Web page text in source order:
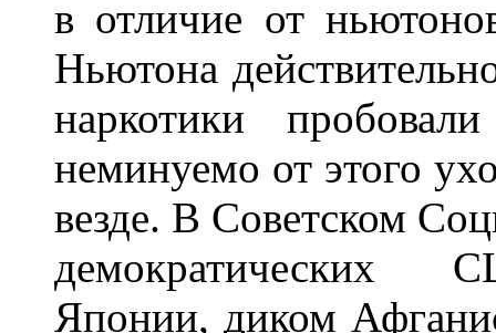
в отличие от
Ньютона
наркотики
неминуемо от этого
везде. В Советском
демократических
Японии, диком